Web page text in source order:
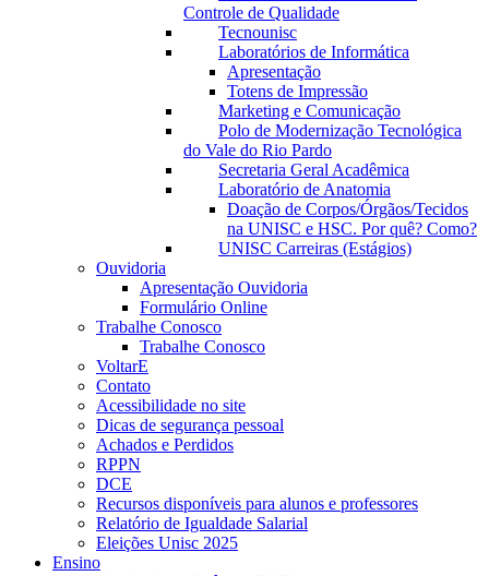
Controle de Qualidade
Tecnounisc
Laboratórios de Informática
Apresentação
Totens de Impressão
Marketing e Comunicação
Polo de Modernização Tecnológica
do Vale do Rio Pardo
Secretaria Geral Acadêmica
Laboratório de Anatomia
Doação de Corpos/Órgãos/Tecidos
na UNISC e HSC. Por quê? Como?
UNISC Carreiras (Estágios)
Ouvidoria
Apresentação Ouvidoria
Formulário Online
Trabalhe Conosco
Trabalhe Conosco
VoltarE
Contato
Acessibilidade no site
Dicas de segurança pessoal
Achados e Perdidos
RPPN
DCE
Recursos disponíveis para alunos e professores
Relatório de Igualdade Salarial
Eleições Unisc 2025
Ensino